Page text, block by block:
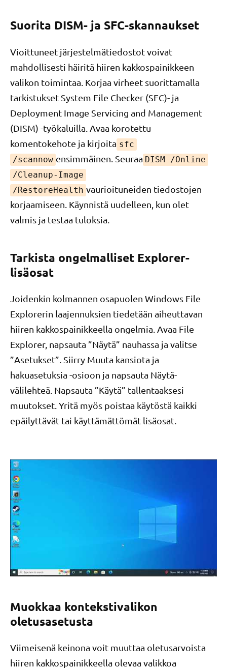
Suorita DISM- ja SFC-skannaukset
Vioittuneet järjestelmätiedostot voivat
mahdollisesti häiritä hiiren kakkospainikkeen
valikon toimintaa. Korjaa virheet suorittamalla
tarkistukset System File Checker (SFC)- ja
Deployment Image Servicing and Management
(DISM) -työkaluilla. Avaa korotettu
komentokehote ja kirjoita sfc
/scannow ensimmäinen. Seuraa DISM /Online
/Cleanup-Image
/RestoreHealth vaurioituneiden tiedostojen
korjaamiseen. Käynnistä uudelleen, kun olet
valmis ja testaa tuloksia.
Tarkista ongelmalliset Explorer-
lisäosat
Joidenkin kolmannen osapuolen Windows File
Explorerin laajennuksien tiedetään aiheuttavan
hiiren kakkospainikkeella ongelmia. Avaa File
Explorer, napsauta ”Näytä” nauhassa ja valitse
”Asetukset”. Siirry Muuta kansiota ja
hakuasetuksia -osioon ja napsauta Näytä-
välilehteä. Napsauta ”Käytä” tallentaaksesi
muutokset. Yritä myös poistaa käytöstä kaikki
epäilyttävät tai käyttämättömät lisäosat.
Muokkaa kontekstivalikon
oletusasetusta
Viimeisenä keinona voit muuttaa oletusarvoista
hiiren kakkospainikkeella olevaa valikkoa